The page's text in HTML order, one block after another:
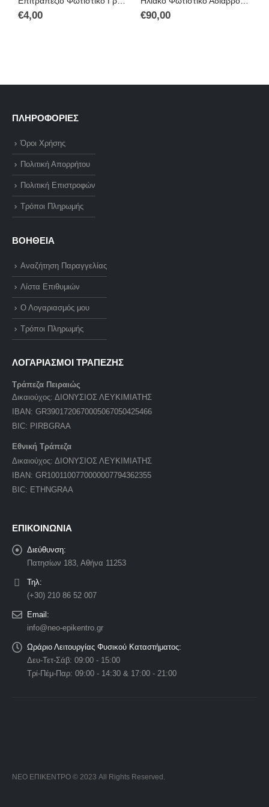
€4,00 €90,00
ΠΛΗΡΟΦΟΡΙΕΣ
Όροι Χρήσης
Πολιτική Απορρήτου
Πολιτική Επιστροφών
Τρόποι Πληρωμής
ΒΟΗΘΕΙΑ
Αναζήτηση Παραγγελίας
Λίστα Επιθυμιών
Ο Λογαριασμός μου
Τρόποι Πληρωμής
ΛΟΓΑΡΙΑΣΜΟΙ ΤΡΑΠΕΖΗΣ
Τράπεζα Πειραιώς
Δικαιούχος: ΔΙΟΝΥΣΙΟΣ ΛΕΥΚΙΜΙΑΤΗΣ
IBAN: GR3901720670005067050425466
BIC: PIRBGRAA
Εθνική Τράπεζα
Δικαιούχος: ΔΙΟΝΥΣΙΟΣ ΛΕΥΚΙΜΙΑΤΗΣ
IBAN: GR1001100770000007794362355
BIC: ETHNGRAA
ΕΠΙΚΟΙΝΩΝΙΑ
Διεύθυνση:
Πατησίων 183, Αθήνα 11253
Τηλ:
(+30) 210 86 52 007
Email:
info@neo-epikentro.gr
Ωράριο Λειτουργίας Φυσικού Καταστήματος:
Δευ-Τετ-Σάβ: 09:00 - 15:00
Τρί-Πέμ-Παρ: 09:00 - 14:30 & 17:00 - 21:00
ΝΕΟ ΕΠΙΚΕΝΤΡΟ © 2023 All Rights Reserved.